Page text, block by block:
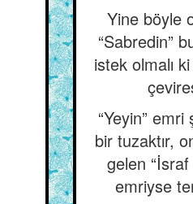
Yine böyle
“Sabredin”
istek olmalı
“Yeyin”
bir tuzaktır,
gelen
emriyse